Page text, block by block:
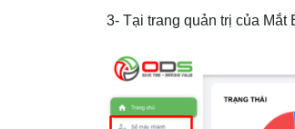
3- Tại trang quản trị của Mắt